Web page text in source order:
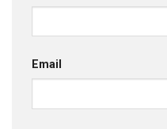
Email